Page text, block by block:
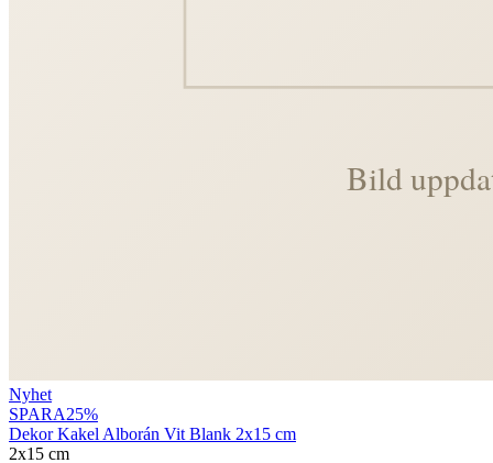
Nyhet
SPARA25%
Dekor Kakel Alborán Vit Blank 2x15 cm
2x15 cm